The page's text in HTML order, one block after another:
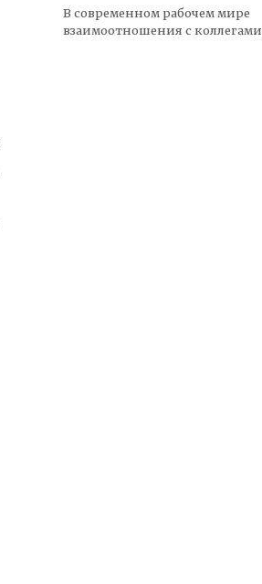
В современном рабочем мире
взаимоотношения с коллегами